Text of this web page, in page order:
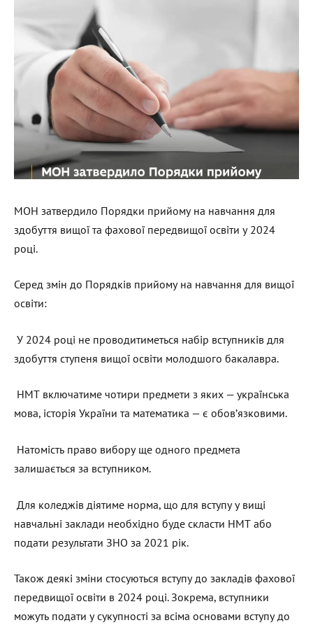
МОН затвердило Порядки прийому на навчання для
здобуття вищої та фахової передвищої освіти у 2024
році.
Серед змін до Порядків прийому на навчання для вищої
освіти:
У 2024 році не проводитиметься набір вступників для
здобуття ступеня вищої освіти молодшого бакалавра.
НМТ включатиме чотири предмети з яких — українська
мова, історія України та математика — є обов’язковими.
Натомість право вибору ще одного предмета
залишається за вступником.
Для коледжів діятиме норма, що для вступу у вищі
навчальні заклади необхідно буде скласти НМТ або
подати результати ЗНО за 2021 рік.
Також деякі зміни стосуються вступу до закладів фахової
передвищої освіти в 2024 році. Зокрема, вступники
можуть подати у сукупності за всіма основами вступу до